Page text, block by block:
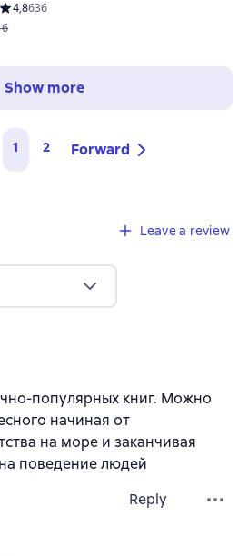
Средний рейтинг 4,8 на основе 636 оценок
4,8636
Show more
1 2 Forward
Leave a review
популярных книг. Можно
начиная от
на море и заканчивая
поведение людей
Reply